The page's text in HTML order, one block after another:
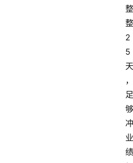
整
整
2
5
天
，
足
够
冲
业
绩